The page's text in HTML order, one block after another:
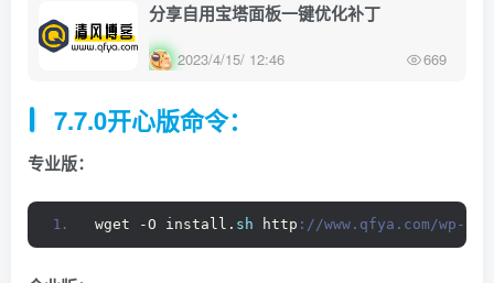
分享自用宝塔面板一键优化补丁
2023/4/15/ 12:46 669
7.7.0开心版命令：
专业版：
wget -O install. sh http ://www.qfya.com/wp-